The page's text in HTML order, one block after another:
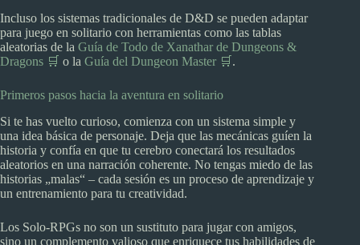
Incluso los sistemas tradicionales de D&D se pueden adaptar
para juego en solitario con herramientas como las tablas
aleatorias de la Guía de Todo de Xanathar de Dungeons &
Dragons 🛒 o la Guía del Dungeon Master 🛒 .
Primeros pasos hacia la aventura en solitario
Si te has vuelto curioso, comienza con un sistema simple y
una idea básica de personaje. Deja que las mecánicas guíen la
historia y confía en que tu cerebro conectará los resultados
aleatorios en una narración coherente. No tengas miedo de las
historias „malas“ – cada sesión es un proceso de aprendizaje y
un entrenamiento para tu creatividad.
Los Solo-RPGs no son un sustituto para jugar con amigos,
sino un complemento valioso que enriquece tus habilidades de